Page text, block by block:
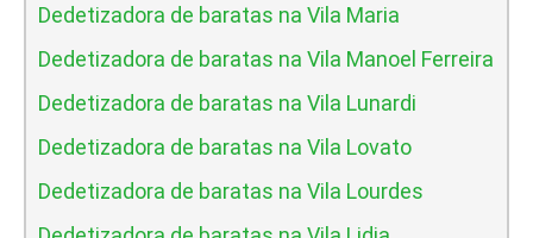
Dedetizadora de baratas na Vila Maria
Dedetizadora de baratas na Vila Manoel Ferreira
Dedetizadora de baratas na Vila Lunardi
Dedetizadora de baratas na Vila Lovato
Dedetizadora de baratas na Vila Lourdes